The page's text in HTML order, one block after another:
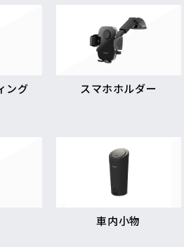
ング スマホホルダー
車内小物